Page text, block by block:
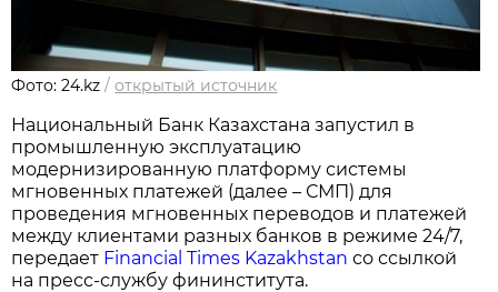
Фото: 24.kz /открытый источник
Национальный Банк Казахстана запустил в
промышленную эксплуатацию
модернизированную платформу системы
мгновенных платежей (далее – СМП) для
проведения мгновенных переводов и платежей
между клиентами разных банков в режиме 24/7,
передает Financial Times Kazakhstan со ссылкой
на пресс-службу фининститута.